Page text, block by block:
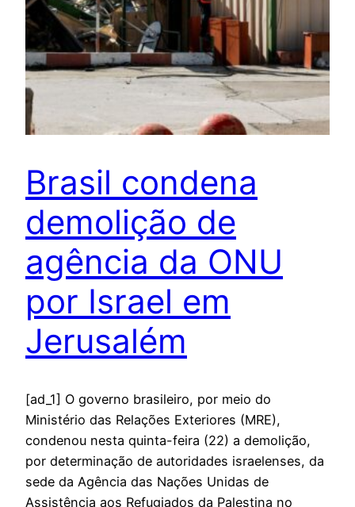
Brasil condena
demolição de
agência da ONU
por Israel em
Jerusalém
[ad_1] O governo brasileiro, por meio do
Ministério das Relações Exteriores (MRE),
condenou nesta quinta-feira (22) a demolição,
por determinação de autoridades israelenses, da
sede da Agência das Nações Unidas de
Assistência aos Refugiados da Palestina no